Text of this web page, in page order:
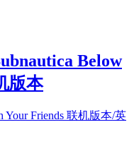
Below
版本